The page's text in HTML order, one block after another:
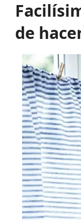
de